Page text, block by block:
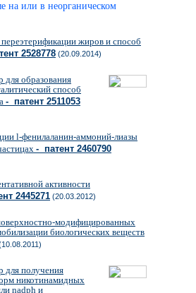
на или в неорганическом
переэтерификации жиров и способ
2528778 (20.09.2014)
для образования
способ
- патент 2511053
l-фенилаланин-аммоний-лиазы
- патент 2460790
активности
2445271 (20.03.2012)
модифицированных
биологических веществ
для получения
никотинамидных
nadph и